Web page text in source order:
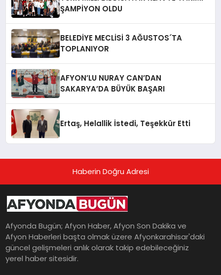
ŞAMPİYON OLDU
BELEDİYE MECLİSİ 3 AĞUSTOS´TA
TOPLANIYOR
AFYON’LU NURAY CAN’DAN
SAKARYA’DA BÜYÜK BAŞARI
Ertaş, Helallik İstedi, Teşekkür Etti
Haberin Doğru Adresi
Afyonda Bugün; Afyon Haber, Afyon Son Dakika ve
Afyon Haberleri başta olmak üzere Afyonkarahisar'daki
güncel gelişmeleri anlık olarak takip edebileceğiniz
yerel haber sitesidir.